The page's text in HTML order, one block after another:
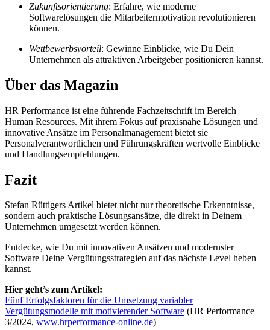
Zukunftsorientierung: Erfahre, wie moderne
Softwarelösungen die Mitarbeitermotivation revolutionieren
können.
Wettbewerbsvorteil: Gewinne Einblicke, wie Du Dein
Unternehmen als attraktiven Arbeitgeber positionieren kannst.
Über das Magazin
HR Performance ist eine führende Fachzeitschrift im Bereich
Human Resources. Mit ihrem Fokus auf praxisnahe Lösungen und
innovative Ansätze im Personalmanagement bietet sie
Personalverantwortlichen und Führungskräften wertvolle Einblicke
und Handlungsempfehlungen.
Fazit
Stefan Rüttigers Artikel bietet nicht nur theoretische Erkenntnisse,
sondern auch praktische Lösungsansätze, die direkt in Deinem
Unternehmen umgesetzt werden können.
Entdecke, wie Du mit innovativen Ansätzen und modernster
Software Deine Vergütungsstrategien auf das nächste Level heben
kannst.
Hier geht’s zum Artikel:
Fünf Erfolgsfaktoren für die Umsetzung variabler
Vergütungsmodelle mit motivierender Software (HR Performance
3/2024, www.hrperformance-online.de)